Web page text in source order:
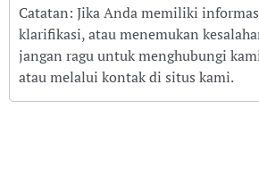
Catatan: Jika Anda memiliki
klarifikasi, atau menemukan
jangan ragu untuk menghubungi
atau melalui kontak di situs kami.